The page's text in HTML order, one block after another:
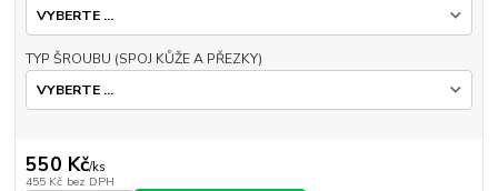
TYP ŠROUBU (SPOJ KŮŽE A PŘEZKY)
550 Kč/ks
455 Kč bez DPH